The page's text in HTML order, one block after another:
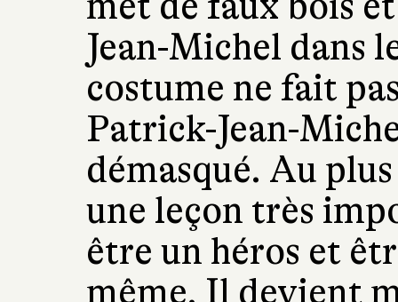
Jean-Michel dans
costume ne fait
Patrick-Jean-
démasqué. Au
une leçon très
être un héros et
même. Il devient